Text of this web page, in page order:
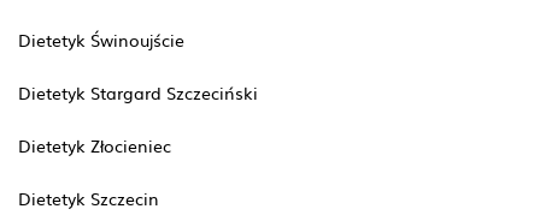
Dietetyk Świnoujście
Dietetyk Stargard Szczeciński
Dietetyk Złocieniec
Dietetyk Szczecin